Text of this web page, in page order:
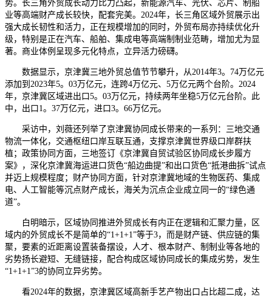
势。长三角外贸成长动力比力凸起，新能源汽车、光伏、芯片、制船
业等高端财产成长较快，配套完美。2024年，长三角区域外贸展示出
强大成长韧性和活力，正在规模增加的同时，外贸布局亦持续优化升
级，特别是正在汽车、船舶、集成电等高端制制业范畴，增加尤为显
著。商业体例呈现多元化特点，立异活力磅礴。
数据显示，京津冀三地外贸总值节节攀升，从2014年3。74万亿元
添加到2023年5。03万亿元，连跨4万亿元、5万亿元两个台阶。2024
年，京津冀区域进出口5。03万亿元，持续两年坐稳5万亿元台阶。此
中，出口1。37万亿元，进口3。66万亿元。
采访中，刘薇还列举了京津冀协同成长带来的一系列：三地交通
物流一体化，交通枢纽口岸互联互通，支撑京津冀世界级口岸群扶
植；政策协同方面，三地签订《京津冀自贸试验区协同成长步履方
案》，深化京津冀海运进口货色“船边曲提”和出口货色“抵港曲拆”试点
并迈上规模程度；财产协同方面，针对京津冀地域的生物医药、集成
电、人工智能等沉点财产成长，海关为沉点企业成立同一的“绿色通
道”。
白明暗示，区域协同推进外贸成长有内正在逻辑和汇聚力量，区
域内的外贸成长不是简单的“1+1+1”等于3，而是财产链、供应链的集
聚，要素的近距离设置装备摆设，人才、根本财产、制制业等各地的
劣势扬长避短、无缝链接，配合构成区域协同成长的集成劣势，发生
“1+1+1”3的协同立异劣势。
看2024年的数据，京津冀区域高新手艺产物出口占比超二成，达